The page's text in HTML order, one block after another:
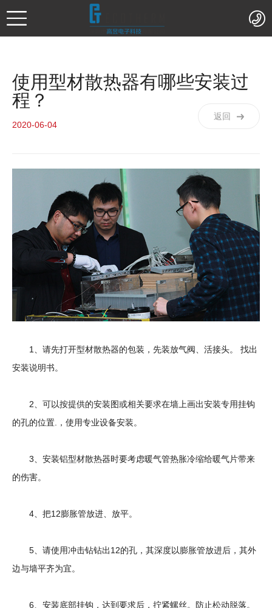
使用型材散热器有哪些安装过
程？
2020-06-04
返回
1、请先打开型材散热器的包装，先装放气阀、活接头。 找出
安装说明书。
2、可以按提供的安装图或相关要求在墙上画出安装专用挂钩
的孔的位置.，使用专业设备安装。
3、安装铝型材散热器时要考虑暖气管热胀冷缩给暖气片带来
的伤害。
4、把12膨胀管放进、放平。
5、请使用冲击钻钻出12的孔，其深度以膨胀管放进后，其外
边与墙平齐为宜。
6、安装底部挂钩，达到要求后，拧紧螺丝。防止松动脱落。